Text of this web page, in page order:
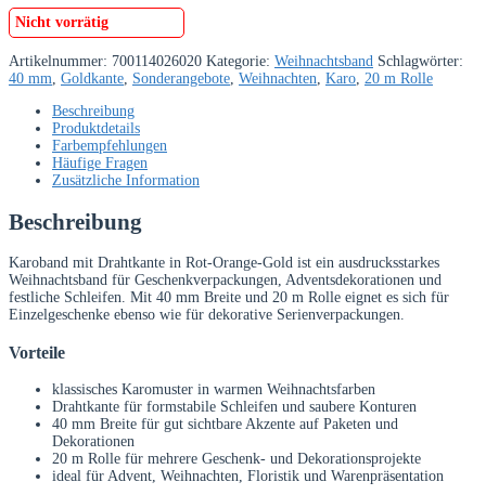
Nicht vorrätig
Artikelnummer: 700114026020 Kategorie: Weihnachtsband Schlagwörter:
40 mm, Goldkante, Sonderangebote, Weihnachten, Karo, 20 m Rolle
Beschreibung
Produktdetails
Farbempfehlungen
Häufige Fragen
Zusätzliche Information
Beschreibung
Karoband mit Drahtkante in Rot-Orange-Gold ist ein ausdrucksstarkes
Weihnachtsband für Geschenkverpackungen, Adventsdekorationen und
festliche Schleifen. Mit 40 mm Breite und 20 m Rolle eignet es sich für
Einzelgeschenke ebenso wie für dekorative Serienverpackungen.
Vorteile
klassisches Karomuster in warmen Weihnachtsfarben
Drahtkante für formstabile Schleifen und saubere Konturen
40 mm Breite für gut sichtbare Akzente auf Paketen und
Dekorationen
20 m Rolle für mehrere Geschenk- und Dekorationsprojekte
ideal für Advent, Weihnachten, Floristik und Warenpräsentation